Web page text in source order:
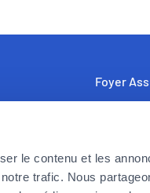
le contenu et les
trafic. Nous
die die
morgen
sich in dieser
Foyer